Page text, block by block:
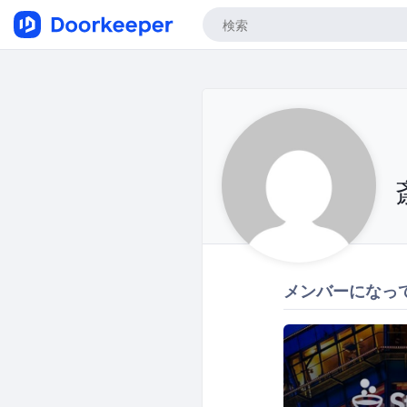
メンバーになっ